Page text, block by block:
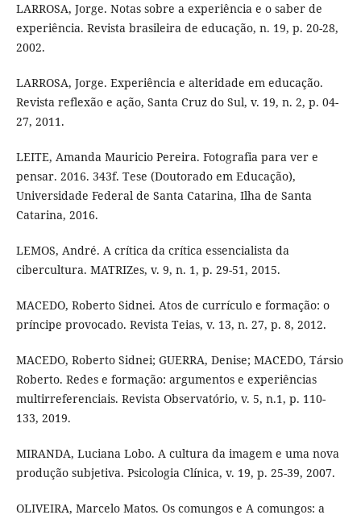
LARROSA, Jorge. Notas sobre a experiência e o saber de
experiência. Revista brasileira de educação, n. 19, p. 20-28,
2002.
LARROSA, Jorge. Experiência e alteridade em educação.
Revista reflexão e ação, Santa Cruz do Sul, v. 19, n. 2, p. 04-
27, 2011.
LEITE, Amanda Mauricio Pereira. Fotografia para ver e
pensar. 2016. 343f. Tese (Doutorado em Educação),
Universidade Federal de Santa Catarina, Ilha de Santa
Catarina, 2016.
LEMOS, André. A crítica da crítica essencialista da
cibercultura. MATRIZes, v. 9, n. 1, p. 29-51, 2015.
MACEDO, Roberto Sidnei. Atos de currículo e formação: o
príncipe provocado. Revista Teias, v. 13, n. 27, p. 8, 2012.
MACEDO, Roberto Sidnei; GUERRA, Denise; MACEDO, Társio
Roberto. Redes e formação: argumentos e experiências
multirreferenciais. Revista Observatório, v. 5, n.1, p. 110-
133, 2019.
MIRANDA, Luciana Lobo. A cultura da imagem e uma nova
produção subjetiva. Psicologia Clínica, v. 19, p. 25-39, 2007.
OLIVEIRA, Marcelo Matos. Os comungos e A comungos: a